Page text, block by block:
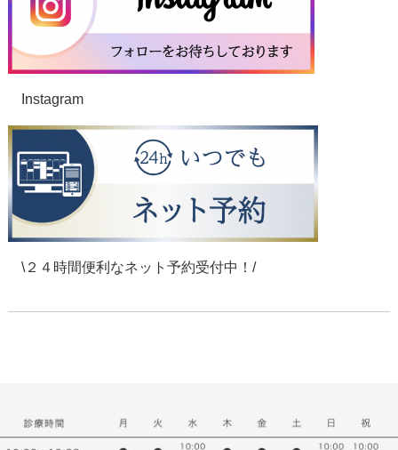
Instagram
\２４時間便利なネット予約受付中！/